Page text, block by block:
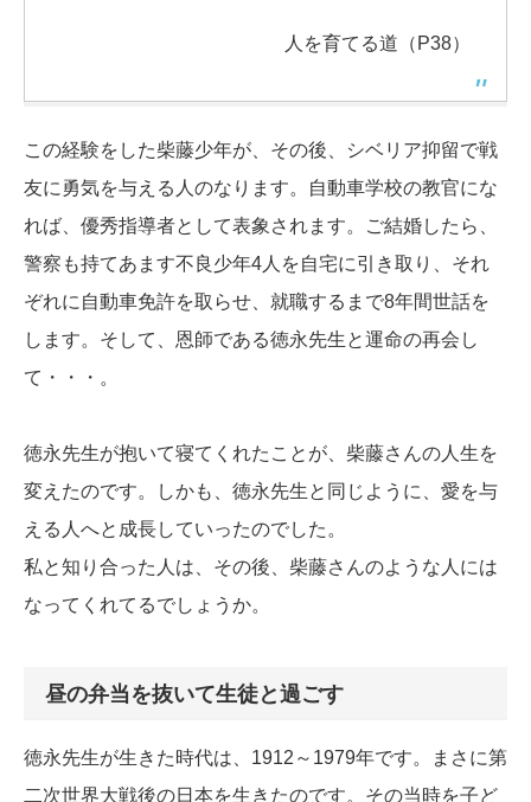
人を育てる道（P38）
この経験をした柴藤少年が、その後、シベリア抑留で戦
友に勇気を与える人のなります。自動車学校の教官にな
れば、優秀指導者として表象されます。ご結婚したら、
警察も持てあます不良少年4人を自宅に引き取り、それ
ぞれに自動車免許を取らせ、就職するまで8年間世話を
します。そして、恩師である徳永先生と運命の再会し
て・・・。
徳永先生が抱いて寝てくれたことが、柴藤さんの人生を
変えたのです。しかも、徳永先生と同じように、愛を与
える人へと成長していったのでした。
私と知り合った人は、その後、柴藤さんのような人には
なってくれてるでしょうか。
昼の弁当を抜いて生徒と過ごす
徳永先生が生きた時代は、1912～1979年です。まさに第
二次世界大戦後の日本を生きたのです。その当時を子ど